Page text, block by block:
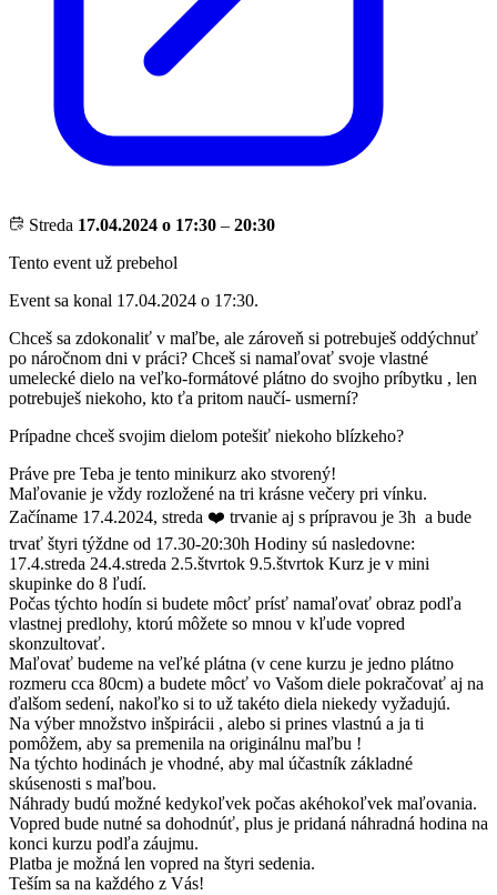
Streda 17.04.2024 o 17:30 – 20:30
Tento event už prebehol
Event sa konal 17.04.2024 o 17:30.
Chceš sa zdokonaliť v maľbe, ale zároveň si potrebuješ oddýchnuť
po náročnom dni v práci? Chceš si namaľovať svoje vlastné
umelecké dielo na veľko-formátové plátno do svojho príbytku , len
potrebuješ niekoho, kto ťa pritom naučí- usmerní?
Prípadne chceš svojim dielom potešiť niekoho blízkeho?
Práve pre Teba je tento minikurz ako stvorený!
Maľovanie je vždy rozložené na tri krásne večery pri vínku.
Začíname 17.4.2024, streda ❤️ trvanie aj s prípravou je 3h a bude
trvať štyri týždne od 17.30-20:30h Hodiny sú nasledovne:
17.4.streda 24.4.streda 2.5.štvrtok 9.5.štvrtok Kurz je v mini
skupinke do 8 ľudí.
Počas týchto hodín si budete môcť prísť namaľovať obraz podľa
vlastnej predlohy, ktorú môžete so mnou v kľude vopred
skonzultovať.
Maľovať budeme na veľké plátna (v cene kurzu je jedno plátno
rozmeru cca 80cm) a budete môcť vo Vašom diele pokračovať aj na
ďalšom sedení, nakoľko si to už takéto diela niekedy vyžadujú.
Na výber množstvo inšpirácii , alebo si prines vlastnú a ja ti
pomôžem, aby sa premenila na originálnu maľbu !
Na týchto hodinách je vhodné, aby mal účastník základné
skúsenosti s maľbou.
Náhrady budú možné kedykoľvek počas akéhokoľvek maľovania.
Vopred bude nutné sa dohodnúť, plus je pridaná náhradná hodina na
konci kurzu podľa záujmu.
Platba je možná len vopred na štyri sedenia.
Teším sa na každého z Vás!